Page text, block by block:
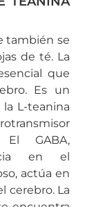
también se
de té. La
que
Es un
L-teanina
El GABA,
en el
actúa en
cerebro. La